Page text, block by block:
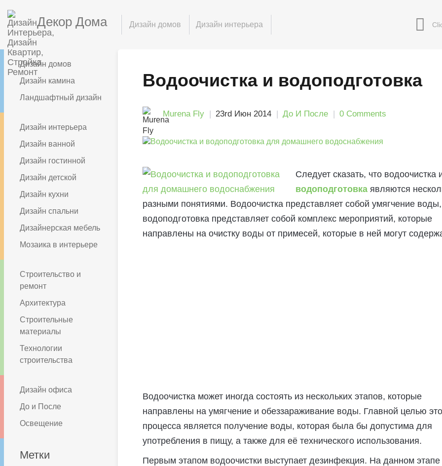
Декор Дома Дизайн домов Дизайн интерьера
Дизайн домов
Дизайн камина
Ландшафтный дизайн
Дизайн интерьера
Дизайн ванной
Дизайн гостинной
Дизайн детской
Дизайн кухни
Дизайн спальни
Дизайнерская мебель
Мозаика в интерьере
Строительство и
ремонт
Архитектура
Строительные
материалы
Технологии
строительства
Дизайн офиса
До и После
Освещение
Метки
Водоочистка и водоподготовка
Murena Fly 23rd Июн 2014 До И После 0 Comments
Следует сказать, что водоочистка
водоподготовка являются
разными понятиями. Водоочистка представляет собой умягчение
водоподготовка представляет собой комплекс мероприятий, которые
направлены на очистку воды от примесей, которые в ней могут
Водоочистка может иногда состоять из нескольких этапов, которые
направлены на умягчение и обеззараживание воды. Главной целью
процесса является получение воды, которая была бы допустима для
употребления в пищу, а также для её технического использования.
Первым этапом водоочистки выступает дезинфекция. На данном этапе